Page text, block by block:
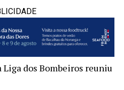
Liga dos Bombeiros reuniu